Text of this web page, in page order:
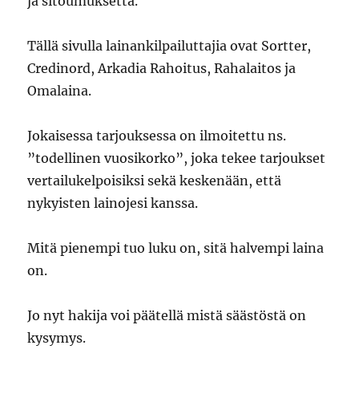
Tällä sivulla lainankilpailuttajia ovat Sortter,
Credinord, Arkadia Rahoitus, Rahalaitos ja
Omalaina.
Jokaisessa tarjouksessa on ilmoitettu ns.
”todellinen vuosikorko”, joka tekee tarjoukset
vertailukelpoisiksi sekä keskenään, että
nykyisten lainojesi kanssa.
Mitä pienempi tuo luku on, sitä halvempi laina
on.
Jo nyt hakija voi päätellä mistä säästöstä on
kysymys.